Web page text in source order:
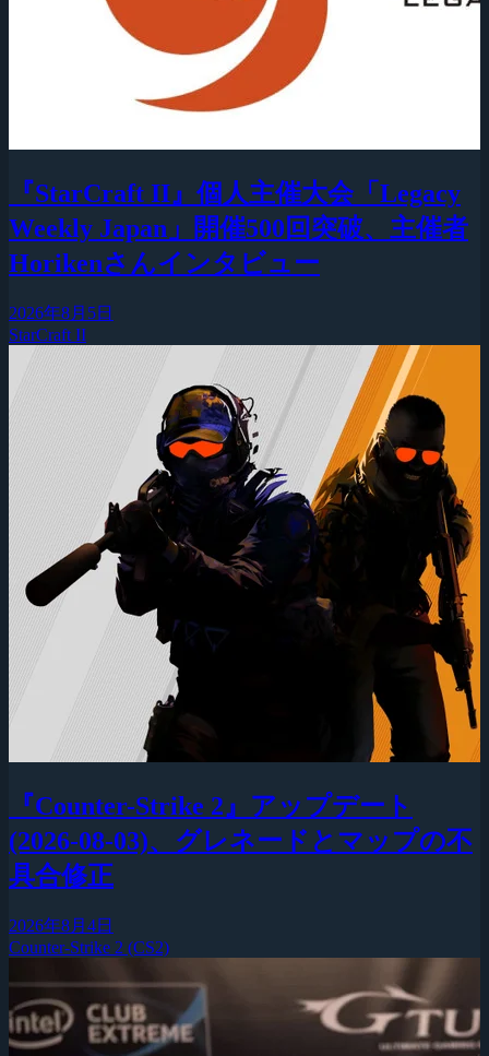
『StarCraft II』個人主催大会「Legacy
Weekly Japan」開催500回突破、主催者
Horikenさんインタビュー
2026年8月5日
StarCraft II
『Counter-Strike 2』アップデート
(2026-08-03)、グレネードとマップの不
具合修正
2026年8月4日
Counter-Strike 2 (CS2)